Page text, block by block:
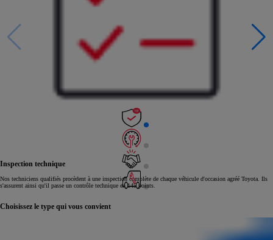
Inspection technique
Nos techniciens qualifiés procèdent à une inspection complète de chaque véhicule d'occasion agréé Toyota. Ils
s'assurent ainsi qu'il passe un contrôle technique en 145 points.
Choisissez le type qui vous convient